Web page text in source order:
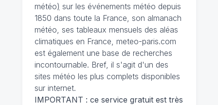
météo) sur les événements météo depuis
1850 dans toute la France, son almanach
météo, ses tableaux mensuels des aléas
climatiques en France, meteo-paris.com
est également une base de recherches
incontournable. Bref, il s'agit d'un des
sites météo les plus complets disponibles
sur internet.
IMPORTANT : ce service gratuit est très